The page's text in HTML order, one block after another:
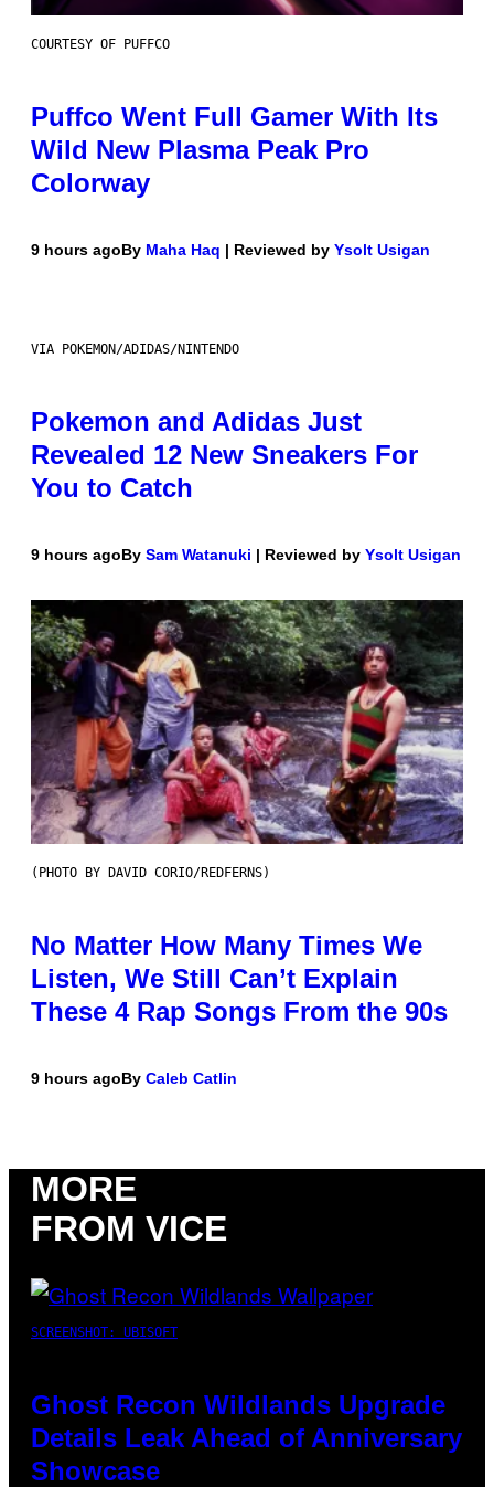
COURTESY OF PUFFCO
Puffco Went Full Gamer With Its
Wild New Plasma Peak Pro
Colorway
9 hours agoBy Maha Haq | Reviewed by Ysolt Usigan
VIA POKEMON/ADIDAS/NINTENDO
Pokemon and Adidas Just
Revealed 12 New Sneakers For
You to Catch
9 hours agoBy Sam Watanuki | Reviewed by Ysolt Usigan
(PHOTO BY DAVID CORIO/REDFERNS)
No Matter How Many Times We
Listen, We Still Can’t Explain
These 4 Rap Songs From the 90s
9 hours agoBy Caleb Catlin
MORE
FROM VICE
SCREENSHOT: UBISOFT
Ghost Recon Wildlands Upgrade
Details Leak Ahead of Anniversary
Showcase